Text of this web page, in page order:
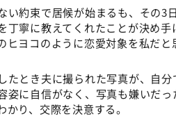
い約束で居候が始まるも、その3
丁寧に教えてくれたことが決め
ヒヨコのように恋愛対象を私だ
たとき夫に撮られた写真が、自
姿に自信がなく、写真も嫌いだ
り、交際を決意する。